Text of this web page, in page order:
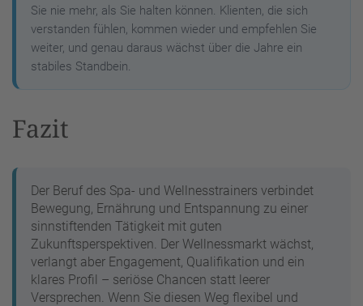
Sie nie mehr, als Sie halten können. Klienten, die sich
verstanden fühlen, kommen wieder und empfehlen Sie
weiter, und genau daraus wächst über die Jahre ein
stabiles Standbein.
Fazit
Der Beruf des Spa- und Wellnesstrainers verbindet
Bewegung, Ernährung und Entspannung zu einer
sinnstiftenden Tätigkeit mit guten
Zukunftsperspektiven. Der Wellnessmarkt wächst,
verlangt aber Engagement, Qualifikation und ein
klares Profil – seriöse Chancen statt leerer
Versprechen. Wenn Sie diesen Weg flexibel und